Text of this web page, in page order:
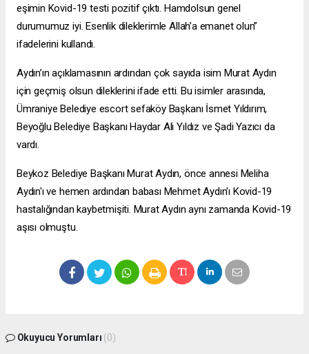
eşimin Kovid-19 testi pozitif çıktı. Hamdolsun genel
durumumuz iyi. Esenlik dileklerimle Allah’a emanet olun”
ifadelerini kullandı.
Aydın’ın açıklamasının ardından çok sayıda isim Murat Aydın
için geçmiş olsun dileklerini ifade etti. Bu isimler arasında,
Ümraniye Belediye escort sefaköyBaşkanı İsmet Yıldırım,
Beyoğlu Belediye Başkanı Haydar Ali Yıldız ve Şadi Yazıcı da
vardı.
Beykoz Belediye Başkanı Murat Aydın, önce annesi Meliha
Aydın'ı ve hemen ardından babası Mehmet Aydın'ı Kovid-19
hastalığından kaybetmişiti. Murat Aydın aynı zamanda Kovid-19
aşısı olmuştu.
Okuyucu Yorumları (0)